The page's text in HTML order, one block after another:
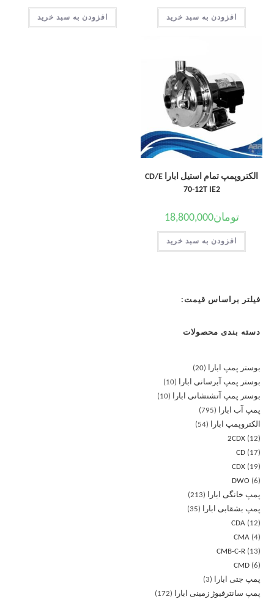
افزودن به سبد خرید افزودن به سبد خرید
الکتروپمپ تمام استیل ابارا CD/E
70-12T IE2
تومان18,800,000
افزودن به سبد خرید
فیلتر براساس قیمت:
دسته بندی محصولات
بوستر پمپ ابارا
20
بوستر پمپ آبرسانی ابارا
10
بوستر پمپ آتشنشانی ابارا
10
پمپ آب ابارا
795
الکتروپمپ ابارا
54
2CDX
12
CD
17
CDX
19
DWO
6
پمپ خانگی ابارا
213
پمپ بشقابی ابارا
35
CDA
12
CMA 4
CMB-C-R
13
CMD 6
پمپ جتی ابارا
3
پمپ سانترفیوژ زمینی ابارا
172